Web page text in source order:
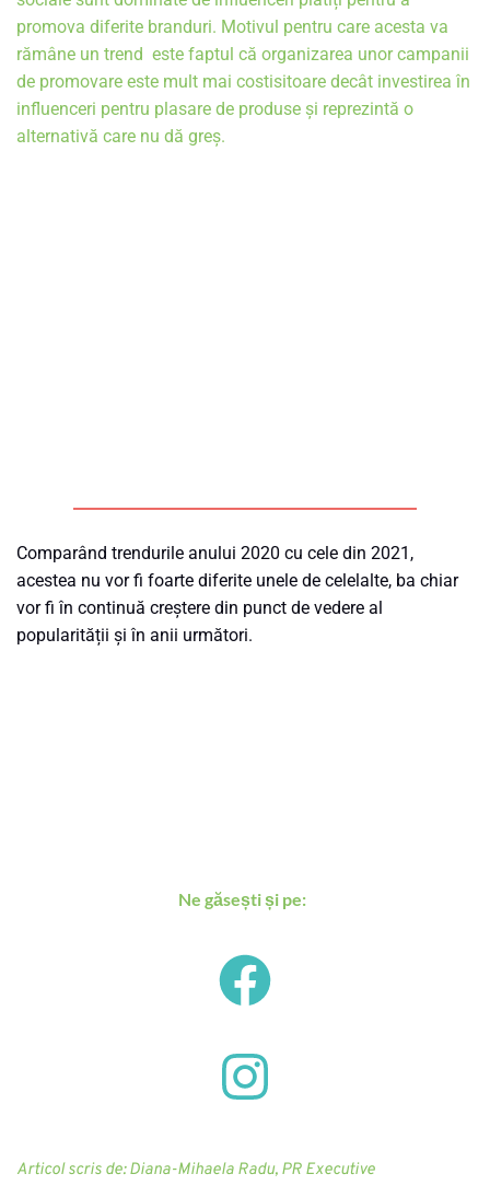
promova diferite branduri. Motivul pentru care acesta va
rămâne un trend  este faptul că organizarea unor campanii
de promovare este mult mai costisitoare decât investirea în
influenceri pentru plasare de produse și reprezintă o
alternativă care nu dă greș.
Comparând trendurile anului 2020 cu cele din 2021,
acestea nu vor fi foarte diferite unele de celelalte, ba chiar
vor fi în continuă creștere din punct de vedere al
popularității și în anii următori.
Ne găsești și pe:
Articol scris de: Diana-Mihaela Radu, PR Executive